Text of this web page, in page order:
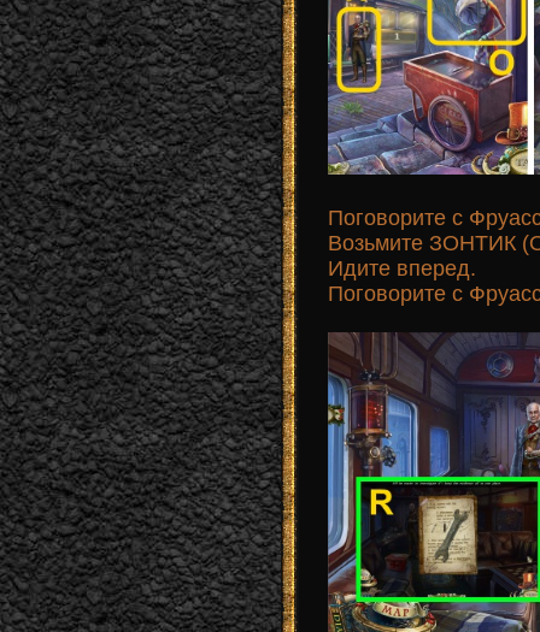
Поговорите с
Возьмите ЗОНТИК
Идите вперед.
Поговорите с